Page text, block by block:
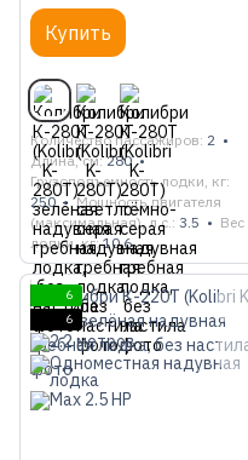
Купить
Количество пассажиров 2
Длина, см 280
Грузоподъемность лодки, кг
250
Мощность двигателя
(максимальная), л.с. 3.5
Вес
лодки, кг 10.6
6
6